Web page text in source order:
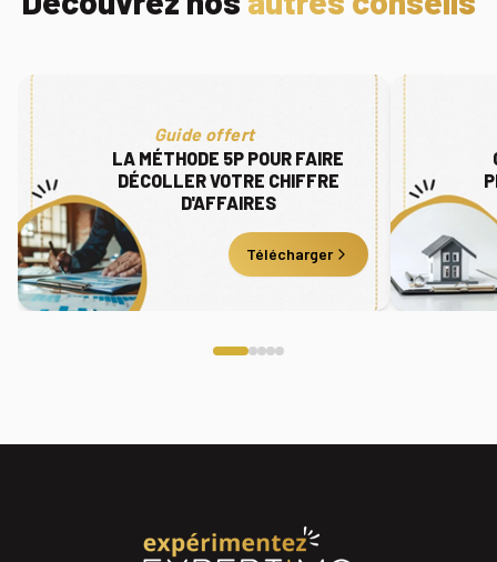
Guide offert
LA MÉTHODE 5P POUR FAIRE
DÉCOLLER VOTRE CHIFFRE
D'AFFAIRES
Télécharger